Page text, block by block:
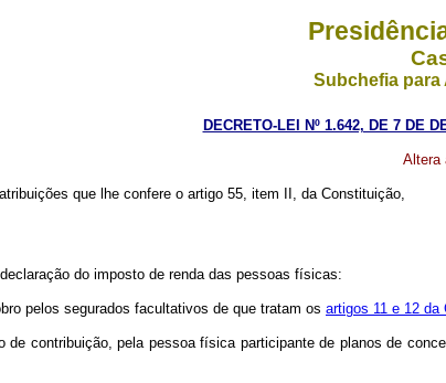
Subchefia
DECRETO-LEI Nº 1.642, DE 7 DE
Altera
que lhe confere o artigo 55, item II, da Constituição,
do imposto de renda das pessoas físicas:
pelos segurados facultativos de que tratam os artigos 11 e 12 da
pela pessoa física participante de planos de